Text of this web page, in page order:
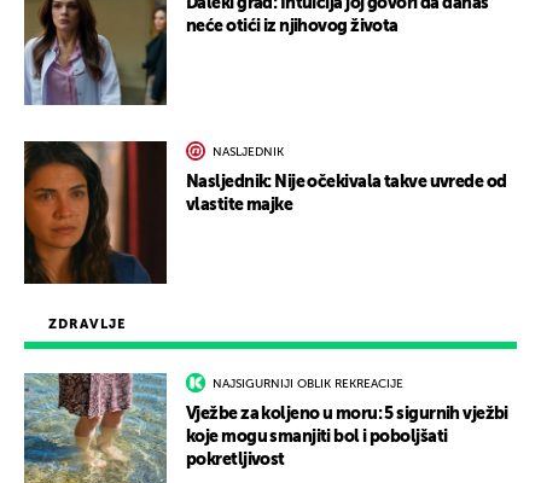
ZDRAVLJE
NAJSIGURNIJI OBLIK REKREACIJE
Vježbe za koljeno u moru: 5 sigurnih vježbi
koje mogu smanjiti bol i poboljšati
pokretljivost
Daleki grad: Intuicija joj govori da danas
neće otići iz njihovog života
NASLJEDNIK
Nasljednik: Nije očekivala takve uvrede od
vlastite majke